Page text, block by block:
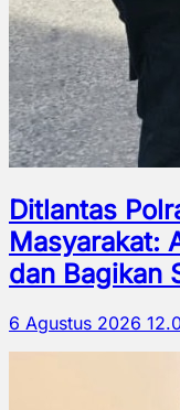
Ditlantas
Masyarakat:
dan Bagikan
6 Agustus 2026